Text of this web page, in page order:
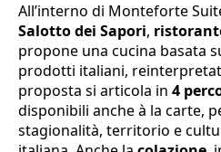
All’interno di Monteforte
Salotto dei Sapori,
propone una cucina basata
prodotti italiani,
proposta si articola in 4
disponibili anche à la carte,
stagionalità, territorio e